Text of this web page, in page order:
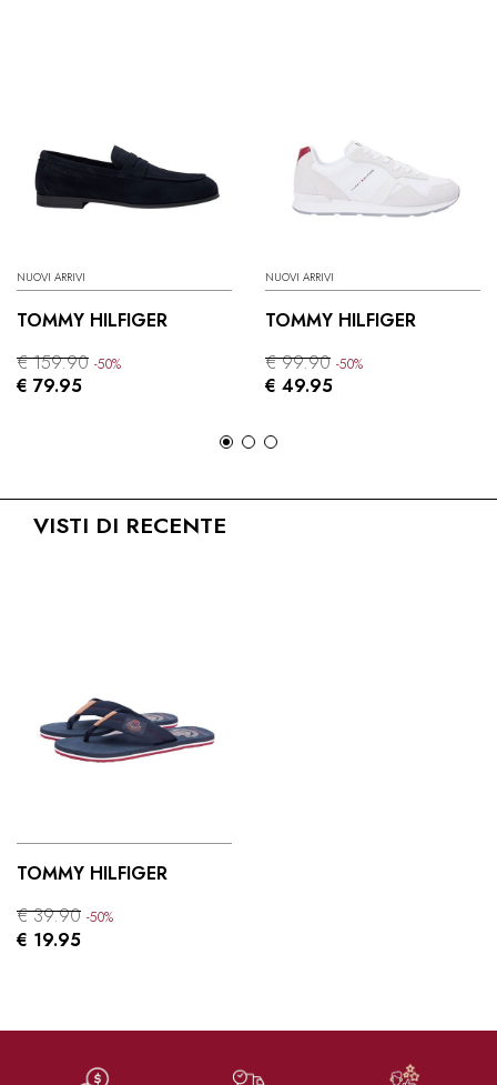
NUOVI ARRIVI
TOMMY HILFIGER
€ 159.90 -50%
€ 79.95
NUOVI ARRIVI
TOMMY HILFIGER
€ 99.90 -50%
€ 49.95
VISTI DI RECENTE
TOMMY HILFIGER
€ 39.90 -50%
€ 19.95